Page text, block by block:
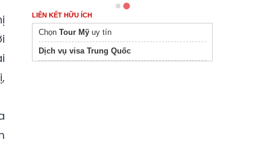
LIÊN KẾT HỮU ÍCH
Chọn Tour Mỹ uy tín
Dịch vụ visa Trung Quốc